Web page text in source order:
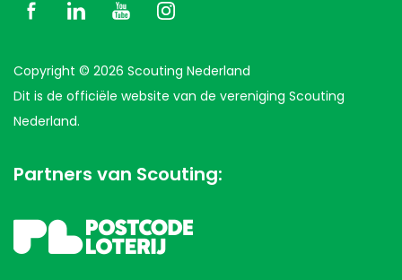
Copyright © 2026 Scouting Nederland
Dit is de officiële website van de vereniging Scouting
Nederland.
Partners van Scouting: